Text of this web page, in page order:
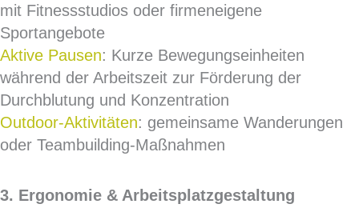
mit Fitnessstudios oder firmeneigene
Sportangebote
Aktive Pausen: Kurze Bewegungseinheiten
während der Arbeitszeit zur Förderung der
Durchblutung und Konzentration
Outdoor-Aktivitäten: gemeinsame Wanderungen
oder Teambuilding-Maßnahmen
3. Ergonomie & Arbeitsplatzgestaltung